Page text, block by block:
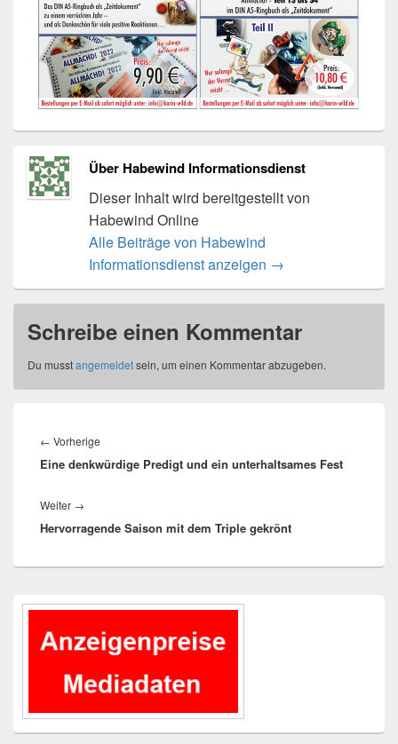
Über Habewind Informationsdienst
Dieser Inhalt wird bereitgestellt von
Habewind Online
Alle Beiträge von Habewind
Informationsdienst anzeigen →
Schreibe einen Kommentar
Du musstangemeldetsein, um einen Kommentar abzugeben.
← Vorherige
Beitrag:
Eine denkwürdige Predigt und ein unterhaltsames Fest
Weiter →
Beitrag:
Hervorragende Saison mit dem Triple gekrönt
Primärer
Widgetbereich